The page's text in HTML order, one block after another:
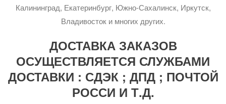
Калининград, Екатеринбург, Южно-Сахалинск, Иркутск,
Владивосток и многих других.
ДОСТАВКА ЗАКАЗОВ
ОСУЩЕСТВЛЯЕТСЯ СЛУЖБАМИ
ДОСТАВКИ : СДЭК ; ДПД ; ПОЧТОЙ
РОССИ И Т.Д.